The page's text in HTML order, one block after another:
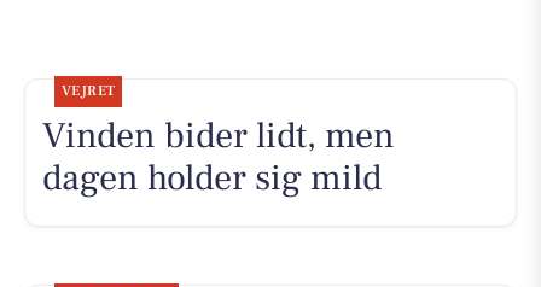
VEJRET
Vinden bider lidt, men
dagen holder sig mild